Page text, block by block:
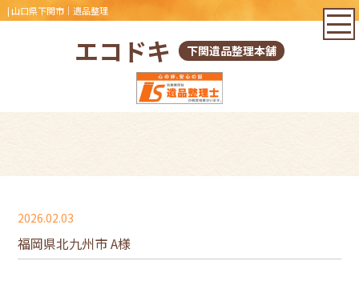
| 山口県下関市｜遺品整理
エコドキ 下関遺品整理本舗
2026.02.03
福岡県北九州市 A様